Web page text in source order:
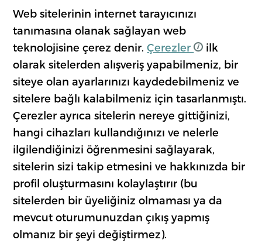
Web sitelerinin internet tarayıcınızı
tanımasına olanak sağlayan web
teknolojisine çerez denir.Çerezler
ilk
olarak sitelerden alışveriş yapabilmeniz, bir
siteye olan ayarlarınızı kaydedebilmeniz ve
sitelere bağlı kalabilmeniz için tasarlanmıştı.
Çerezler ayrıca sitelerin nereye gittiğinizi,
hangi cihazları kullandığınızı ve nelerle
ilgilendiğinizi öğrenmesini sağlayarak,
sitelerin sizi takip etmesini ve hakkınızda bir
profil oluşturmasını kolaylaştırır (bu
sitelerden bir üyeliğiniz olmaması ya da
mevcut oturumunuzdan çıkış yapmış
olmanız bir şeyi değiştirmez).